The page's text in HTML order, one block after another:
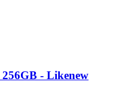
- Likenew